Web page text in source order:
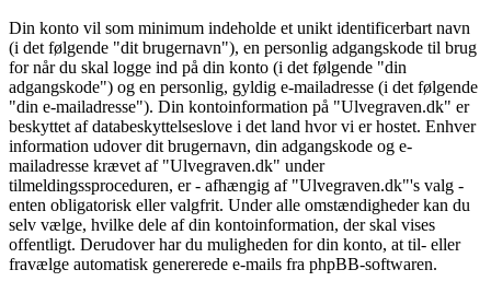
Din konto vil som minimum indeholde et unikt identificerbart navn
(i det følgende "dit brugernavn"), en personlig adgangskode til brug
for når du skal logge ind på din konto (i det følgende "din
adgangskode") og en personlig, gyldig e-mailadresse (i det følgende
"din e-mailadresse"). Din kontoinformation på "Ulvegraven.dk" er
beskyttet af databeskyttelseslove i det land hvor vi er hostet. Enhver
information udover dit brugernavn, din adgangskode og e-
mailadresse krævet af "Ulvegraven.dk" under
tilmeldingssproceduren, er - afhængig af "Ulvegraven.dk"'s valg -
enten obligatorisk eller valgfrit. Under alle omstændigheder kan du
selv vælge, hvilke dele af din kontoinformation, der skal vises
offentligt. Derudover har du muligheden for din konto, at til- eller
fravælge automatisk genererede e-mails fra phpBB-softwaren.